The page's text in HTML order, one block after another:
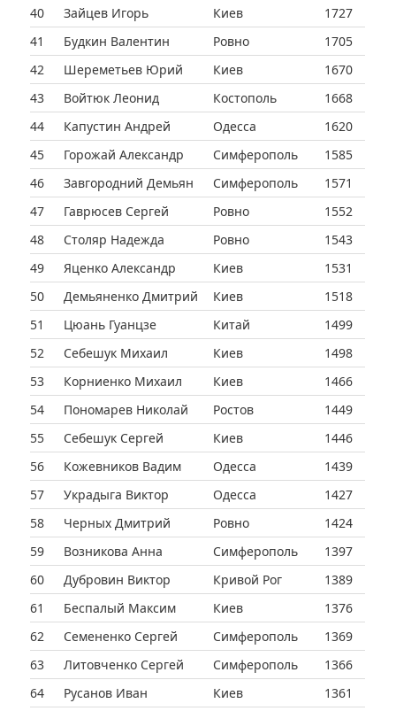
40
Зайцев Игорь Киев
1727
41
Будкин Валентин Ровно
1705
42
Шереметьев Юрий Киев
1670
43
Войтюк Леонид Костополь
1668
44
Капустин Андрей Одесса
1620
45
Горожай Александр Симферополь
1585
46
Завгородний Демьян Симферополь
1571
47
Гаврюсев Сергей Ровно
1552
48
Столяр Надежда Ровно
1543
49
Яценко Александр Киев
1531
50
Демьяненко Дмитрий Киев
1518
51
Цюань Гуанцзе Китай
1499
52
Себешук Михаил Киев
1498
53
Корниенко Михаил Киев
1466
54
Пономарев Николай Ростов
1449
55
Себешук Сергей Киев
1446
56
Кожевников Вадим Одесса
1439
57
Украдыга Виктор Одесса
1427
58
Черных Дмитрий Ровно
1424
59
Возникова Анна Симферополь
1397
60
Дубровин Виктор Кривой Рог
1389
61
Беспалый Максим Киев
1376
62
Семененко Сергей Симферополь
1369
63
Литовченко Сергей Симферополь
1366
64
Русанов Иван Киев
1361